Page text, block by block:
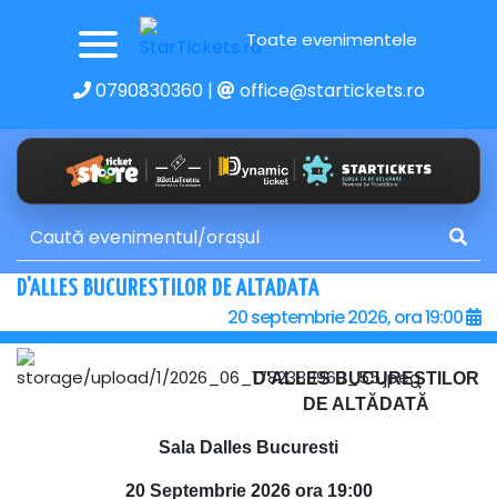
Toate evenimentele
0790830360| office@startickets.ro
D'ALLES BUCURESTILOR DE ALTADATA
20 septembrie 2026, ora 19:00
D'ALLES BUCUREȘTILOR
DE ALTĂDATĂ
Sala Dalles Bucuresti
20 Septembrie 2026 ora 19:00